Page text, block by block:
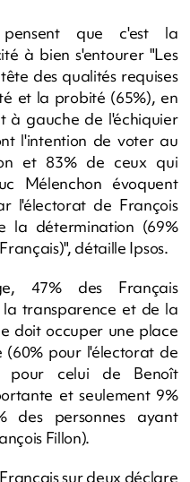
que c'est la
à bien s'entourer "Les
des qualités requises
et la probité (65%), en
à gauche de l'échiquier
l'intention de voter au
et 83% de ceux qui
Mélenchon évoquent
l'électorat de François
la détermination (69%
détaille Ipsos.
47% des Français
transparence et de la
doit occuper une place
pour l'électorat de
pour celui de Benoît
et seulement 9%
des personnes ayant
Fillon).
sur deux déclare